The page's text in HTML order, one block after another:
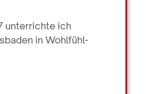
unterrichte ich
in Wohlfühl-